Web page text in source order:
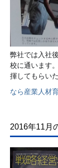
弊社では入社
校に通います
揮してもらい
なら産業人材
2016年11月